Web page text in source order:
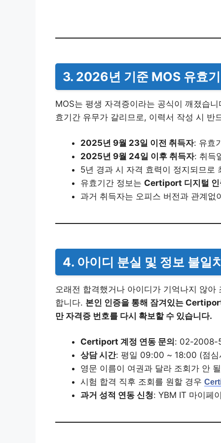
3. 2026년 기준 MOS 유효
MOS는 평생 자격증이라는 공식이 깨졌습
효기간 유무가 갈리므로, 이력서 작성 시 반
2025년 9월 23일 이전 취득자: 유효
2025년 9월 24일 이후 취득자: 취득
5년 경과 시 자격 효력이 정지되므로
유효기간 정보는 Certiport 디지털 인
과거 취득자는 오피스 버전과 관계없
4. 아이디 분실 및 정보 불일
오래전 합격했거나 아이디가 기억나지 않
합니다. 본인 인증을 통해 잠겨있는
만 자격증 번호를 다시 확보할 수 있습니다.
Certiport 계정 연동 문의 : 02-2008-
상담 시간: 평일 09:00 ~ 18:00 (점
영문 이름이 여권과 달라 조회가 안
시험 합격 직후 조회를 원할 경우
과거 성적 연동 신청: YBM IT 마이페